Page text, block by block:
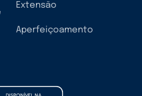
Extensão
Aperfeiçoamento